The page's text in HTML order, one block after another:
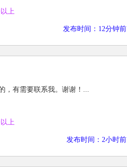
上
发布时间：12分钟前
，有需要联系我。谢谢！...
上
发布时间：2小时前